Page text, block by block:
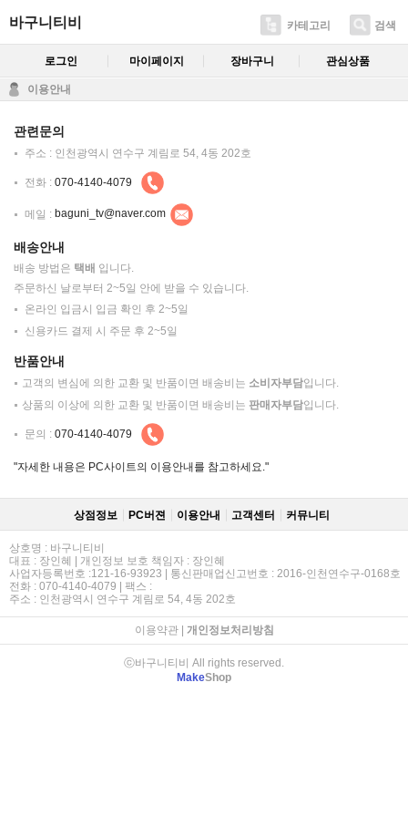
바구니티비 카테고리 검색
로그인 마이페이지 장바구니 관심상품
이용안내
관련문의
주소 : 인천광역시 연수구 계림로 54, 4동 202호
전화 : 070-4140-4079
메일 : baguni_tv@naver.com
배송안내
배송 방법은 택배 입니다.
주문하신 날로부터 2~5일 안에 받을 수 있습니다.
온라인 입금시 입금 확인 후 2~5일
신용카드 결제 시 주문 후 2~5일
반품안내
고객의 변심에 의한 교환 및 반품이면 배송비는 소비자부담입니다.
상품의 이상에 의한 교환 및 반품이면 배송비는 판매자부담입니다.
문의 : 070-4140-4079
"자세한 내용은 PC사이트의 이용안내를 참고하세요."
상점정보 PC버젼 이용안내 고객센터 커뮤니티
상호명 : 바구니티비
대표 : 장인혜 | 개인정보 보호 책임자 : 장인혜
사업자등록번호 :121-16-93923 | 통신판매업신고번호 : 2016-인천연수구-0168호
전화 : 070-4140-4079 | 팩스 :
주소 : 인천광역시 연수구 계림로 54, 4동 202호
이용약관| 개인정보처리방침
ⓒ바구니티비 All rights reserved.
MakeShop